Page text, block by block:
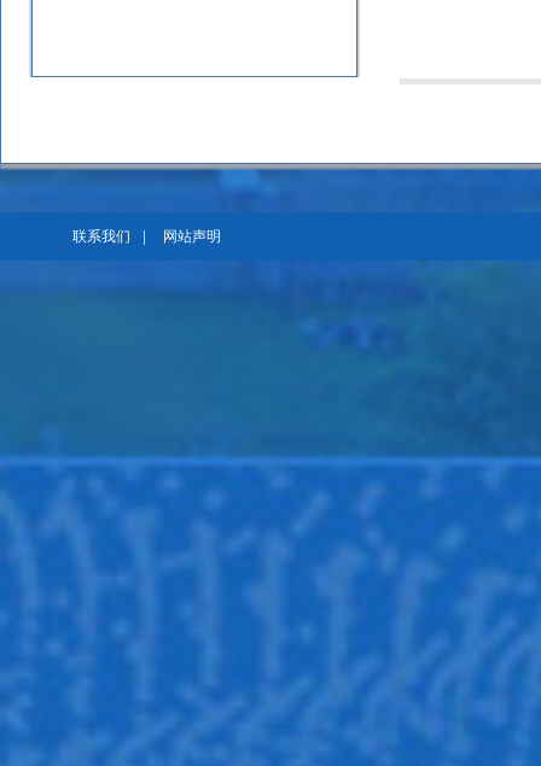
联系我们 | 网站声明